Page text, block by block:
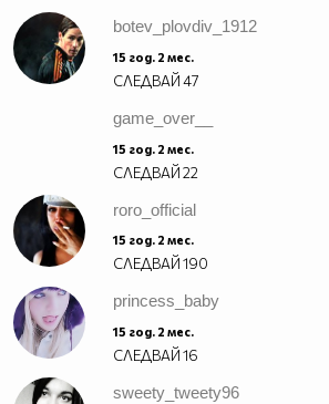
botev_plovdiv_1912
15 год. 2 мес.
СЛЕДВАЙ47
game_over__
15 год. 2 мес.
СЛЕДВАЙ22
roro_official
15 год. 2 мес.
СЛЕДВАЙ190
princess_baby
15 год. 2 мес.
СЛЕДВАЙ16
sweety_tweety96